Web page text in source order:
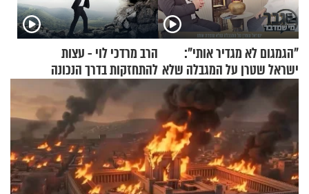
"הגמגום לא מגדיר אותי":
ישראל שטרן על המגבלה שלא
עוצרת אותו
הרב מרדכי לוי - עצות
להתחזקות בדרך הנכונה